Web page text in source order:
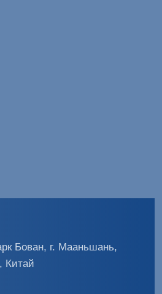
Бован, г. Мааньшань,
Китай